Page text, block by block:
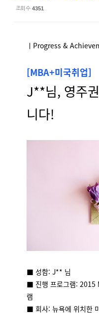
조회 수 4351
ㅣProgress &
[MBA+미국취업]
J**님, 영주
니다!
■ 성함: J** 님
■ 진행 프로그램: 2015
램
■ 회사: 뉴욕에 위치한